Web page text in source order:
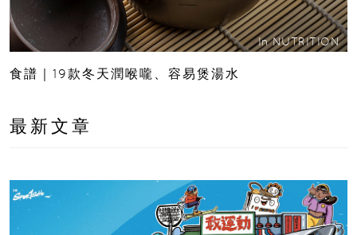
In NUTRITION
食譜｜19款冬天潤喉嚨、容易煲湯水
最新文章